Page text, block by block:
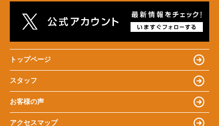
トップページ
スタッフ
お客様の声
アクセスマップ